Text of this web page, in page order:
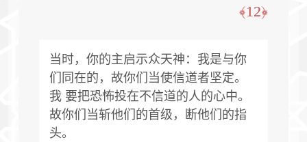
﴿12﴾
当时，你的主启示众天神：我是与你
们同在的，故你们当使信道者坚定。
我 要把恐怖投在不信道的人的心中。
故你们当斩他们的首级，断他们的指
头。